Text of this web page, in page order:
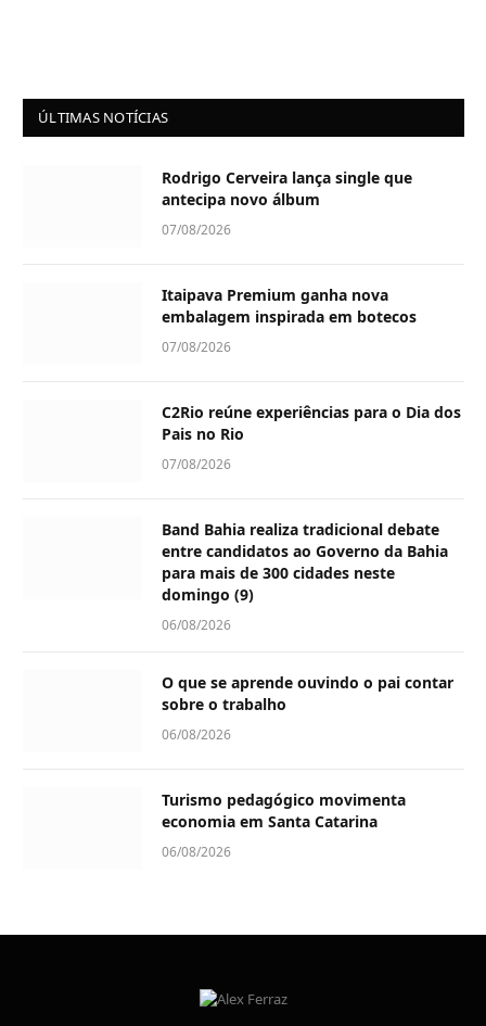
ÚLTIMAS NOTÍCIAS
Rodrigo Cerveira lança single que
antecipa novo álbum
07/08/2026
Itaipava Premium ganha nova
embalagem inspirada em botecos
07/08/2026
C2Rio reúne experiências para o Dia dos
Pais no Rio
07/08/2026
Band Bahia realiza tradicional debate
entre candidatos ao Governo da Bahia
para mais de 300 cidades neste
domingo (9)
06/08/2026
O que se aprende ouvindo o pai contar
sobre o trabalho
06/08/2026
Turismo pedagógico movimenta
economia em Santa Catarina
06/08/2026